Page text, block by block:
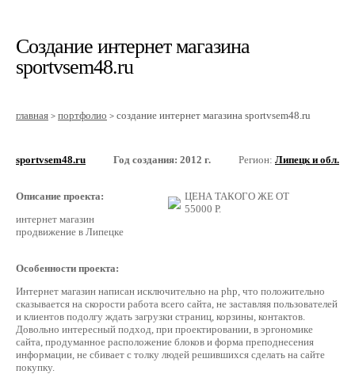
Создание интернет магазина
sportvsem48.ru
главная > портфолио > создание интернет магазина sportvsem48.ru
sportvsem48.ru Год создания: 2012 г. Регион: Липецк и обл.
Описание проекта:
интернет магазин
продвижение в Липецке
ЦЕНА ТАКОГО ЖЕ ОТ
55000 Р.
Особенности проекта:
Интернет магазин написан исключительно на php, что положительно
сказывается на скорости работа всего сайта, не заставляя пользователей
и клиентов подолгу ждать загрузки страниц, корзины, контактов.
Довольно интересный подход, при проектировании, в эргономике
сайта, продуманное расположение блоков и форма преподнесения
информации, не сбивает с толку людей решившихся сделать на сайте
покупку.